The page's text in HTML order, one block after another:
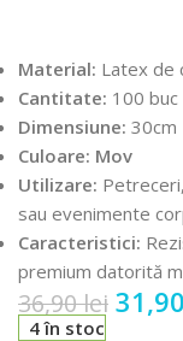
Material: Latex de
Cantitate: 100 buc
Dimensiune: 30cm
Culoare: Mov
Utilizare:
sau evenimente
Caracteristici:
premium datorită
36,90lei 31,90
4 în stoc